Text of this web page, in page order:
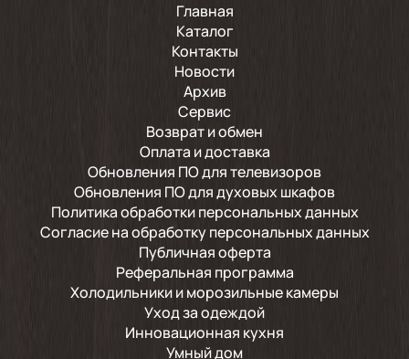
Главная
Каталог
Контакты
Новости
Архив
Сервис
Возврат и обмен
Оплата и доставка
Обновления ПО для телевизоров
Обновления ПО для духовых шкафов
Политика обработки персональных данных
Согласие на обработку персональных данных
Публичная оферта
Реферальная программа
Холодильники и морозильные камеры
Уход за одеждой
Инновационная кухня
Умный дом